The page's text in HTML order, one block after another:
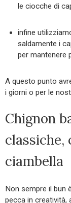
le ciocche di
infine
saldamente i
per mantenere
A questo punto
i giorni o per le
Chignon
classiche,
ciambella
Non sempre il bun
pecca in creatività,